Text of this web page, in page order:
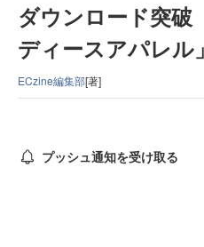
ダウンロード突
ディースアパレル
ECzine編集部[著]
プッシュ通知を受け取る